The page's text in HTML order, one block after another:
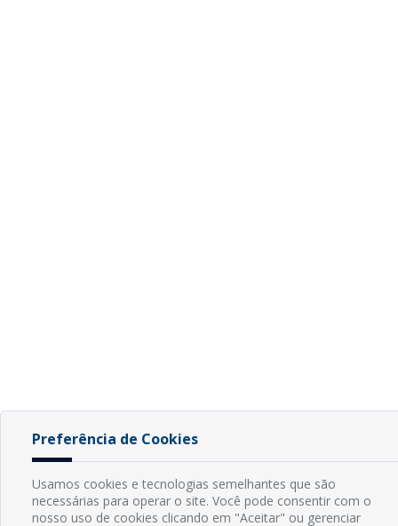
Preferência de Cookies
Usamos cookies e tecnologias semelhantes que são
necessárias para operar o site. Você pode consentir com o
nosso uso de cookies clicando em "Aceitar" ou gerenciar